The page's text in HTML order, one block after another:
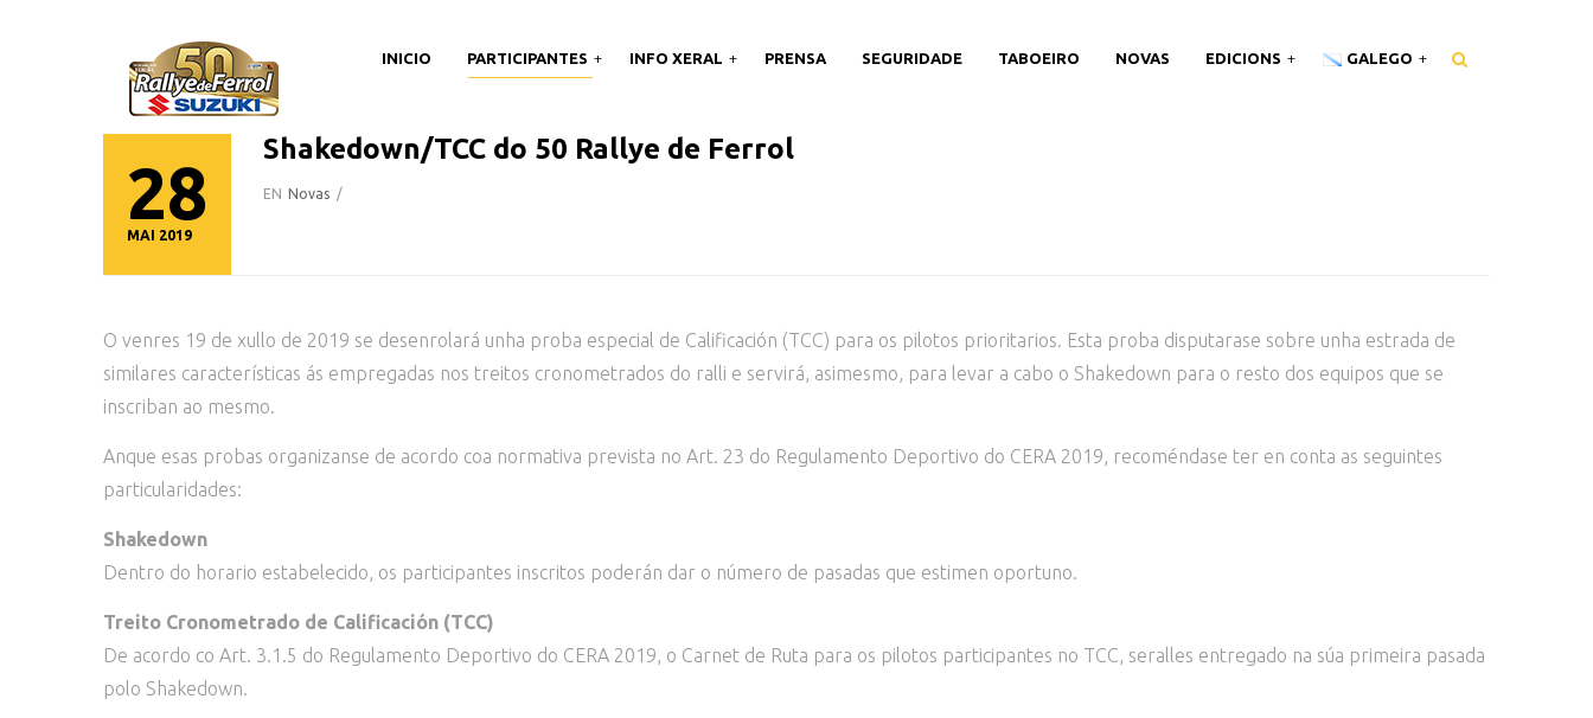
INICIO PARTICIPANTES INFO XERAL PRENSA SEGURIDADE TABOEIRO NOVAS EDICIONS GALEGO
28
MAI 2019
Shakedown/TCC do 50 Rallye de Ferrol
EN Novas /
O venres 19 de xullo de 2019 se desenrolará unha proba especial de Calificación (TCC) para os pilotos prioritarios. Esta proba disputarase sobre unha estrada de
similares características ás empregadas nos treitos cronometrados do ralli e servirá, asimesmo, para levar a cabo o Shakedown para o resto dos equipos que se
inscriban ao mesmo.
Anque esas probas organizanse de acordo coa normativa prevista no Art. 23 do Regulamento Deportivo do CERA 2019, recoméndase ter en conta as seguintes
particularidades:
Shakedown
Dentro do horario estabelecido, os participantes inscritos poderán dar o número de pasadas que estimen oportuno.
Treito Cronometrado de Calificación (TCC)
De acordo co Art. 3.1.5 do Regulamento Deportivo do CERA 2019, o Carnet de Ruta para os pilotos participantes no TCC, seralles entregado na súa primeira pasada
polo Shakedown.